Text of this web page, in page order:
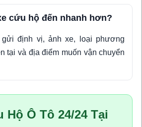
cứu hộ đến nhanh hơn?
gửi định vị, ảnh xe, loại phương
tại và địa điểm muốn vận chuyển
Hộ Ô Tô 24/24 Tại